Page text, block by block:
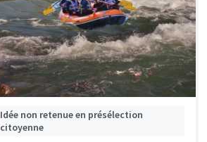
Idée non retenue en présélection
citoyenne